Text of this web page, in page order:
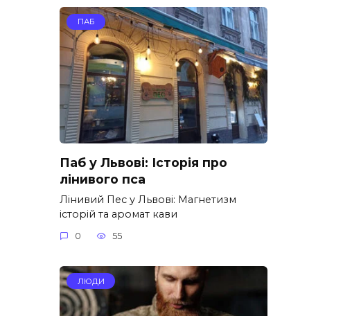
ПАБ
Паб у Львові: Історія про
лінивого пса
Лінивий Пес у Львові: Магнетизм
історій та аромат кави
0 55
ЛЮДИ